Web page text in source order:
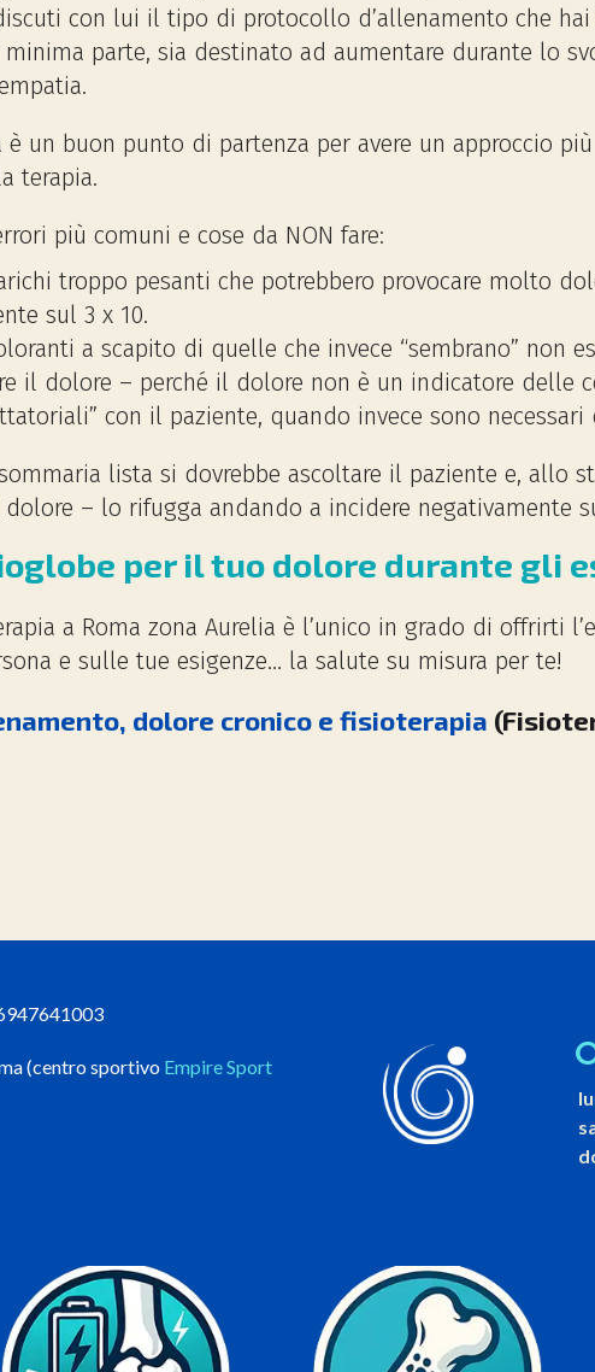
con lui il tipo di protocollo d’allenamento che
parte, sia destinato ad aumentare durante lo
un buon punto di partenza per avere un approccio
terapia.
più comuni e cose da NON fare:
troppo pesanti che potrebbero provocare molto
sul 3 x 10.
a scapito di quelle che invece “sembrano” non
il dolore – perché il dolore non è un indicatore delle
con il paziente, quando invece sono
lista si dovrebbe ascoltare il paziente e, allo
– lo rifugga andando a incidere negativamente
per il tuo dolore durante gli
a Roma zona Aurelia è l’unico in grado di offrirti
e sulle tue esigenze… la salute su misura per te!
dolore cronico e fisioterapia
CAUSE E RIMEDI
PROTESI DELL'ANCA, RIABILITAZIONE E TEMPI DI RECUPERO
(centro sportivo Empire Sport